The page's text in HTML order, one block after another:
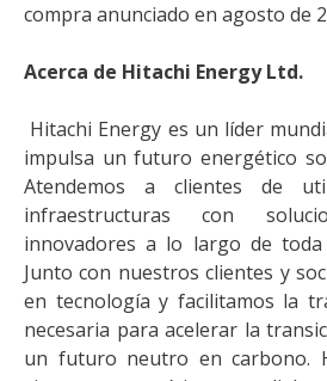
compra anunciado en agosto de
Acerca de Hitachi Energy Ltd.
Hitachi Energy es un líder
impulsa un futuro energético
Atendemos a clientes de
infraestructuras con
innovadores a lo largo de
Junto con nuestros clientes y
en tecnología y facilitamos la
necesaria para acelerar la
un futuro neutro en carbono.